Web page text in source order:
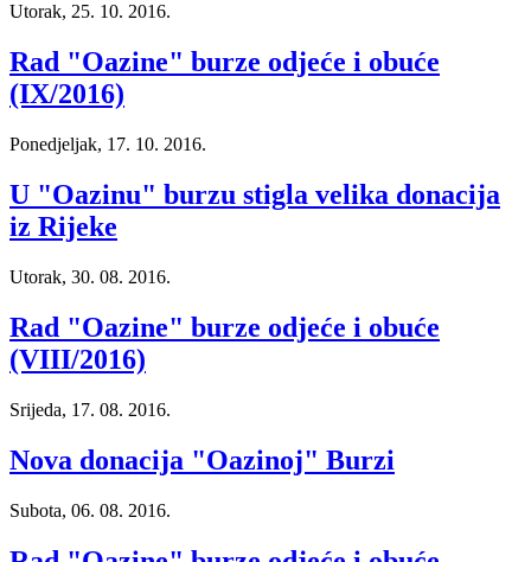
Utorak, 25. 10. 2016.
Rad "Oazine" burze odjeće i obuće
(IX/2016)
Ponedjeljak, 17. 10. 2016.
U "Oazinu" burzu stigla velika donacija
iz Rijeke
Utorak, 30. 08. 2016.
Rad "Oazine" burze odjeće i obuće
(VIII/2016)
Srijeda, 17. 08. 2016.
Nova donacija "Oazinoj" Burzi
Subota, 06. 08. 2016.